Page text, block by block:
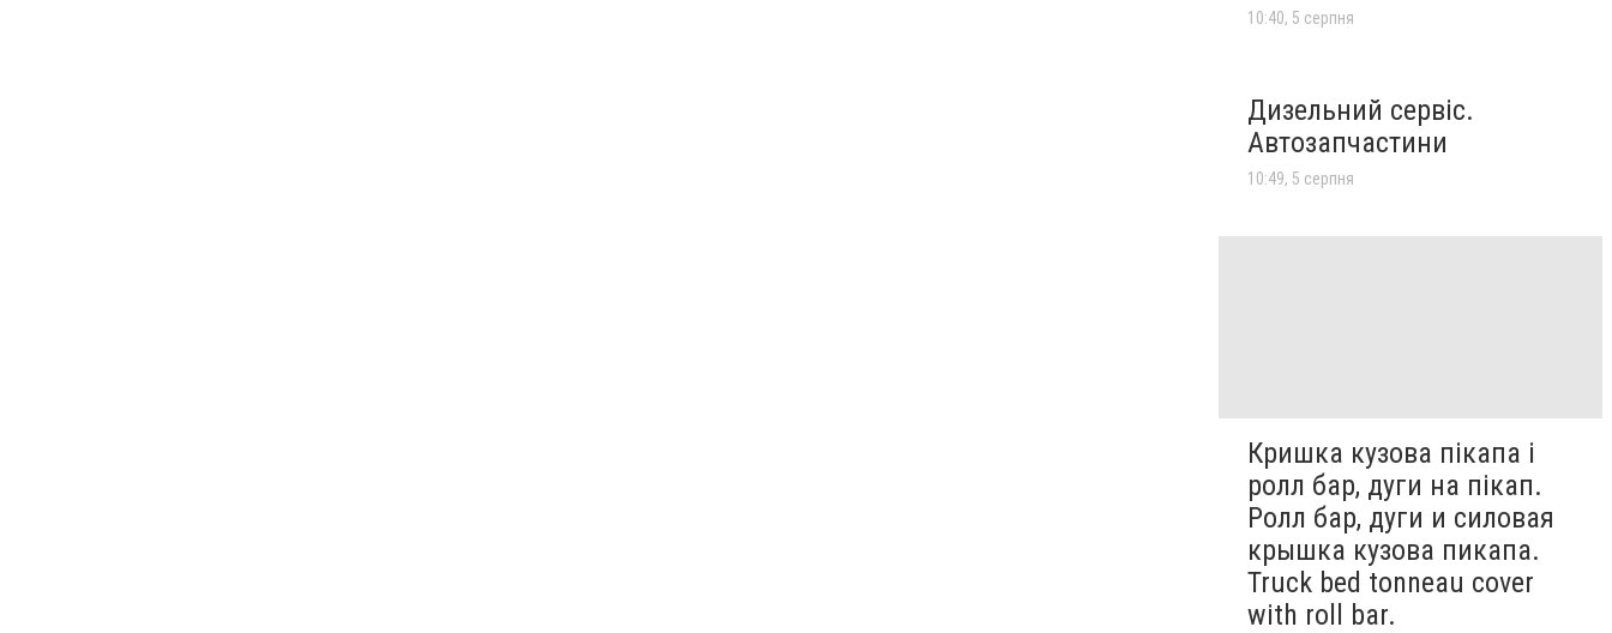
10:40, 5 серпня
Дизельний сервіс.
Автозапчастини
10:49, 5 серпня
Кришка кузова пікапа і
ролл бар, дуги на пікап.
Ролл бар, дуги и силовая
крышка кузова пикапа.
Truck bed tonneau cover
with roll bar.